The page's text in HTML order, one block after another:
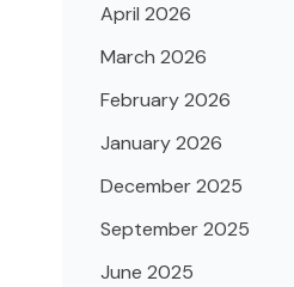
April 2026
March 2026
February 2026
January 2026
December 2025
September 2025
June 2025